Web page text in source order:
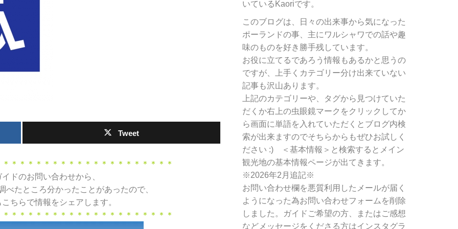
Tweet
＊＊＊＊＊＊＊＊＊＊＊＊＊＊＊＊＊＊＊＊
ドのお問い合わせから、
べたところ分かったことがあったので、
ちらで情報をシェアします。
＊＊＊＊＊＊＊＊＊＊＊＊＊＊＊＊＊＊＊＊
リ
別
検
索
いているKaoriです。
このブログは、日々の出来事から気になった
ポーランドの事、主にワルシャワでの話や趣
味のものを好き勝手残しています。
お役に立てるであろう情報もあるかと思うの
ですが、上手くカテゴリー分け出来ていない
記事も沢山あります。
上記のカテゴリーや、タグから見つけていた
だくか右上の虫眼鏡マークをクリックしてか
ら画面に単語を入れていただくとブログ内検
索が出来ますのでそちらからもぜひお試しく
ださい :) ＜基本情報＞と検索するとメイン
観光地の基本情報ページが出てきます。
※2026年2月追記※
お問い合わせ欄を悪質利用したメールが届く
ようになった為お問い合わせフォームを削除
しました。ガイドご希望の方、またはご感想
などメッセージをくださる方はインスタグラ